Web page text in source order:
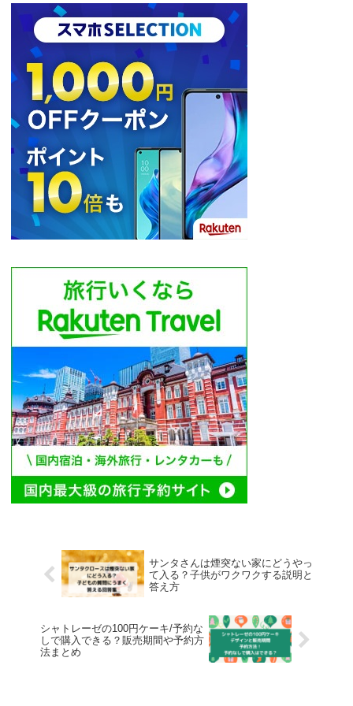
サンタさんは煙突ない家にどうやっ
て入る？子供がワクワクする説明と
答え方
シャトレーゼの100円ケーキ/予約な
しで購入できる？販売期間や予約方
法まとめ